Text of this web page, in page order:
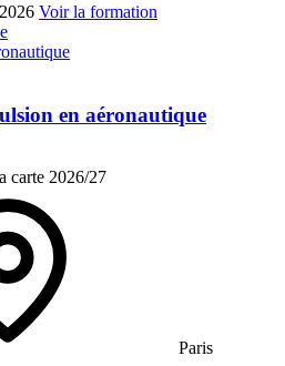
Voir la formation
en aéronautique
carte 2026/27
Paris